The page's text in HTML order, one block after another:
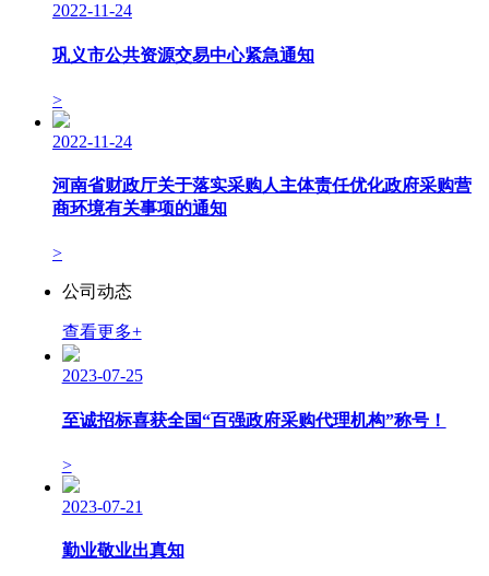
2022-11-24
巩义市公共资源交易中心紧急通知
>
2022-11-24
河南省财政厅关于落实采购人主体责任优化政府采购营
商环境有关事项的通知
>
公司动态
查看更多+
2023-07-25
至诚招标喜获全国“百强政府采购代理机构”称号！
>
2023-07-21
勤业敬业出真知